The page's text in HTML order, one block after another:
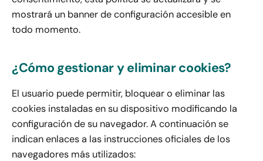
mostrará un banner de configuración accesible en
todo momento.
¿Cómo gestionar y eliminar cookies?
El usuario puede permitir, bloquear o eliminar las
cookies instaladas en su dispositivo modificando la
configuración de su navegador. A continuación se
indican enlaces a las instrucciones oficiales de los
navegadores más utilizados: